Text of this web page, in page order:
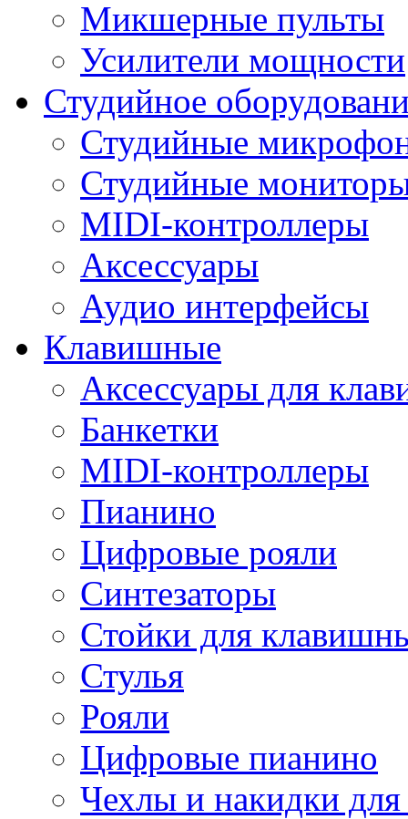
Микшерные пульты
Усилители мощности
Студийное
Студийные
Студийные
MIDI-контроллеры
Аксессуары
Аудио интерфейсы
Клавишные
Аксессуары для
Банкетки
MIDI-контроллеры
Пианино
Цифровые рояли
Синтезаторы
Стойки для
Стулья
Рояли
Цифровые пианино
Чехлы и накидки